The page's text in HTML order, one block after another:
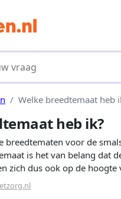
Welke breedtemaat heb
heb ik?
breedtematen voor de
is het van belang dat
zich dus ook op de hoogte